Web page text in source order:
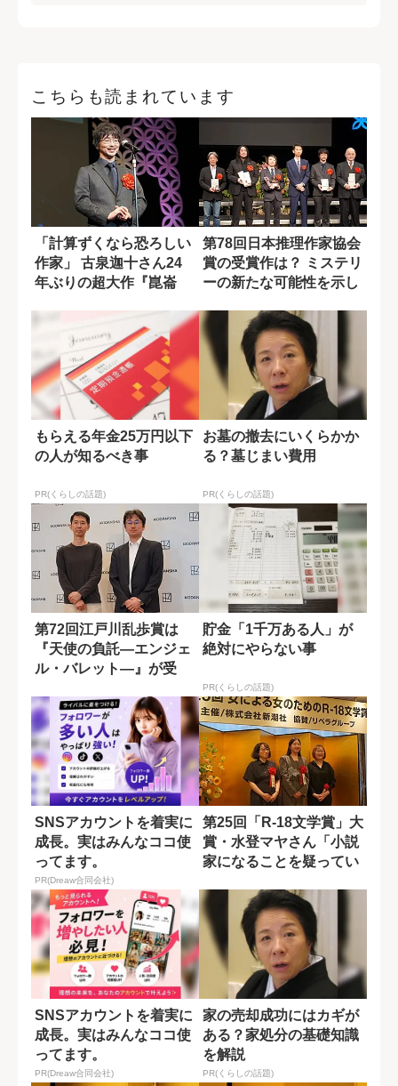
こちらも読まれています
「計算ずくなら恐ろしい
作家」 古泉迦十さん24
年ぶりの超大作『崑崙
第78回日本推理作家協会
賞の受賞作は？ ミステリ
ーの新たな可能性を示し
もらえる年金25万円以下
の人が知るべき事
PR(くらしの話題)
お墓の撤去にいくらかか
る？墓じまい費用
PR(くらしの話題)
第72回江戸川乱歩賞は
『天使の負託―エンジェ
ル・バレット―』が受
貯金「1千万ある人」が
絶対にやらない事
PR(くらしの話題)
SNSアカウントを着実に
成長。実はみんなココ使
ってます。
PR(Dreaw合同会社)
第25回「R-18文学賞」大
賞・水登マヤさん「小説
家になることを疑ってい
SNSアカウントを着実に
成長。実はみんなココ使
ってます。
PR(Dreaw合同会社)
家の売却成功にはカギが
ある？家処分の基礎知識
を解説
PR(くらしの話題)